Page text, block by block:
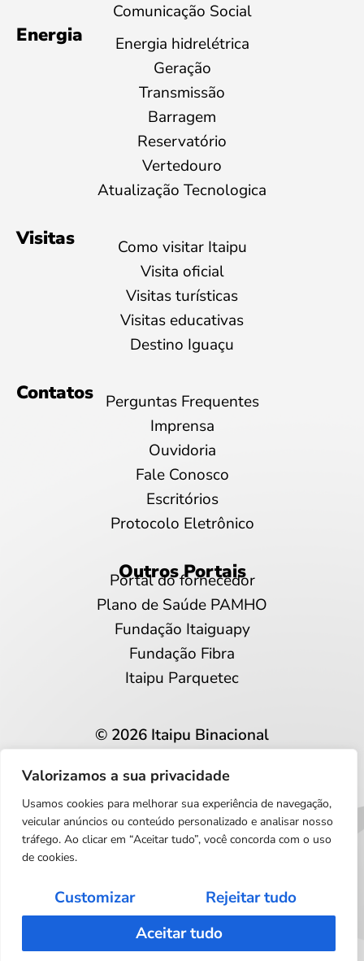
Valorizamos a sua privacidade
Usamos cookies para melhorar sua experiência de navegação,
veicular anúncios ou conteúdo personalizado e analisar nosso
tráfego. Ao clicar em “Aceitar tudo”, você concorda com o uso
de cookies.
Customizar
Rejeitar tudo
Aceitar tudo
Comunicação Social
Energia
Energia hidrelétrica
Geração
Transmissão
Barragem
Reservatório
Vertedouro
Atualização Tecnologica
Visitas
Como visitar Itaipu
Visita oficial
Visitas turísticas
Visitas educativas
Destino Iguaçu
Contatos
Perguntas Frequentes
Imprensa
Ouvidoria
Fale Conosco
Escritórios
Protocolo Eletrônico
Outros Portais
Portal do fornecedor
Plano de Saúde PAMHO
Fundação Itaiguapy
Fundação Fibra
Itaipu Parquetec
© 2026 Itaipu Binacional
Privacidade e proteção de dados
Português